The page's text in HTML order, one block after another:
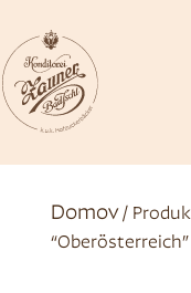
Domov/
“Oberösterreich”